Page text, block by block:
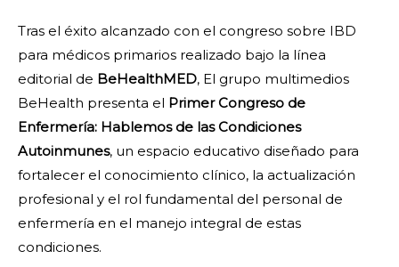
Tras el éxito alcanzado con el congreso sobre IBD
para médicos primarios realizado bajo la línea
editorial de BeHealthMED, El grupo multimedios
BeHealth presenta el Primer Congreso de
Enfermería: Hablemos de las Condiciones
Autoinmunes, un espacio educativo diseñado para
fortalecer el conocimiento clínico, la actualización
profesional y el rol fundamental del personal de
enfermería en el manejo integral de estas
condiciones.